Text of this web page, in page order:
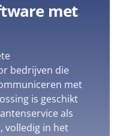
met
bedrijven die
met
is geschikt
als
volledig in het